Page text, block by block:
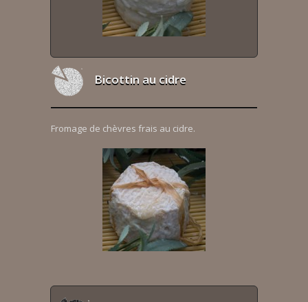
Bicottin au cidre
Fromage de chèvres frais au cidre.